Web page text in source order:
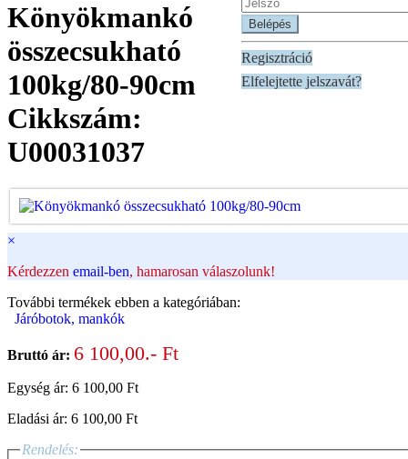
Belépés
Regisztráció
Elfelejtette jelszavát?
Könyökmankó
összecsukható
100kg/80-90cm
Cikkszám:
U00031037
×
Kérdezzen email-ben, hamarosan válaszolunk!
További termékek ebben a kategóriában:
Járóbotok, mankók
Bruttó ár: 6 100,00.- Ft
Egység ár: 6 100,00 Ft
Eladási ár: 6 100,00 Ft
Rendelés: